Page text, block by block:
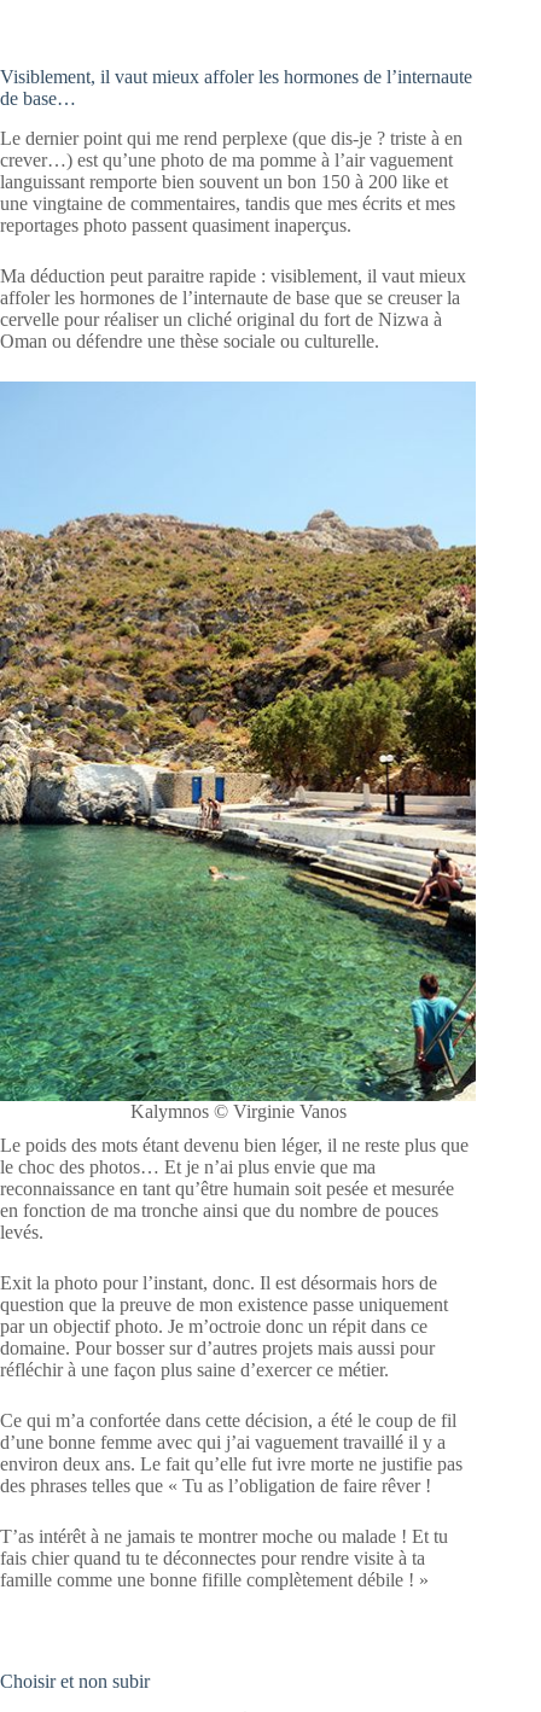
Visiblement, il vaut mieux affoler les hormones de l’internaute
de base…
Le dernier point qui me rend perplexe (que dis-je ? triste à en
crever…) est qu’une photo de ma pomme à l’air vaguement
languissant remporte bien souvent un bon 150 à 200 like et
une vingtaine de commentaires, tandis que mes écrits et mes
reportages photo passent quasiment inaperçus.
Ma déduction peut paraitre rapide : visiblement, il vaut mieux
affoler les hormones de l’internaute de base que se creuser la
cervelle pour réaliser un cliché original du fort de Nizwa à
Oman ou défendre une thèse sociale ou culturelle.
Kalymnos © Virginie Vanos
Le poids des mots étant devenu bien léger, il ne reste plus que
le choc des photos… Et je n’ai plus envie que ma
reconnaissance en tant qu’être humain soit pesée et mesurée
en fonction de ma tronche ainsi que du nombre de pouces
levés.
Exit la photo pour l’instant, donc. Il est désormais hors de
question que la preuve de mon existence passe uniquement
par un objectif photo. Je m’octroie donc un répit dans ce
domaine. Pour bosser sur d’autres projets mais aussi pour
réfléchir à une façon plus saine d’exercer ce métier.
Ce qui m’a confortée dans cette décision, a été le coup de fil
d’une bonne femme avec qui j’ai vaguement travaillé il y a
environ deux ans. Le fait qu’elle fut ivre morte ne justifie pas
des phrases telles que « Tu as l’obligation de faire rêver !
T’as intérêt à ne jamais te montrer moche ou malade ! Et tu
fais chier quand tu te déconnectes pour rendre visite à ta
famille comme une bonne fifille complètement débile ! »
Choisir et non subir